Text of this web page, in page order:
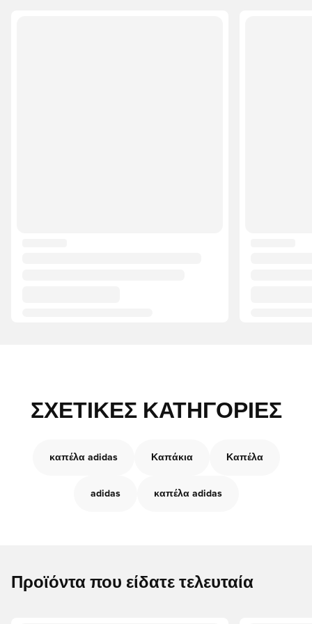
ΣΧΕΤΙΚΈΣ ΚΑΤΗΓΟΡΊΕΣ
καπέλα adidas Καπάκια Καπέλα
adidas καπέλα adidas
Προϊόντα που είδατε τελευταία